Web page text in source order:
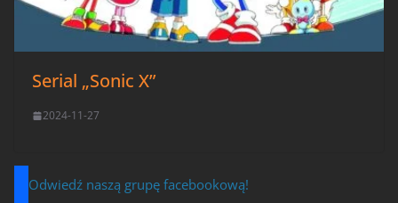
Serial „Sonic X”
2024-11-27
Odwiedź naszą grupę facebookową!